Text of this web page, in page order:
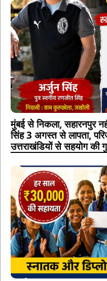
मुंबई से निकला, सहारनपुर
सिंह 3 अगस्त से लापता,
उत्तराखंडियों से सहयोग की